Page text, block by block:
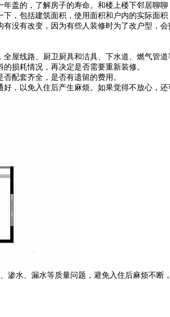
的，了解房子的寿命。和楼上楼下邻居聊聊
包括建筑面积，使用面积和户内的实际面积
有改变，因为有些人装修时为了改户型，
线路、厨卫厨具和洁具、下水道、燃气管道
损耗情况，再决定是否需要重新装修。
配套齐全，是否有遗留的费用。
以免入住后产生麻烦。如果觉得不放心，还
水、漏水等质量问题，避免入住后麻烦不断